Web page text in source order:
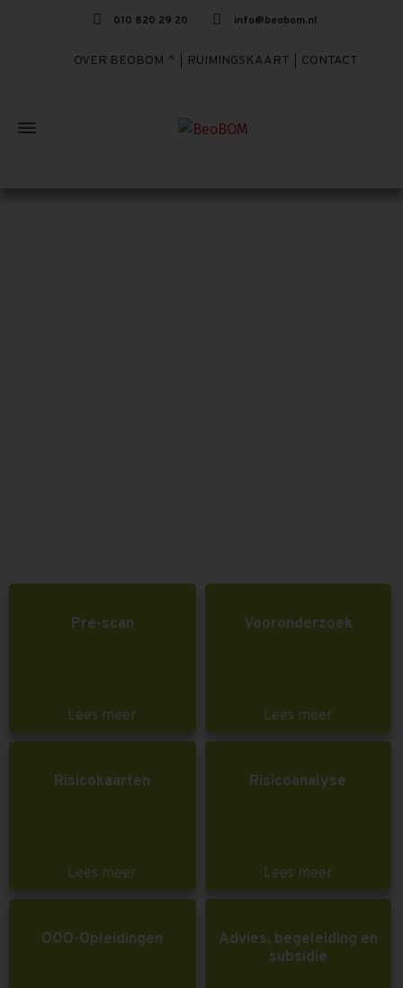
010 820 29 20 info@beobom.nl
OVER BEOBOM RUIMINGSKAART CONTACT
Pre-scan
Lees meer
Vooronderzoek
Lees meer
Risicokaarten
Lees meer
Risicoanalyse
Lees meer
OOO-Opleidingen
Advies, begeleiding en
subsidie